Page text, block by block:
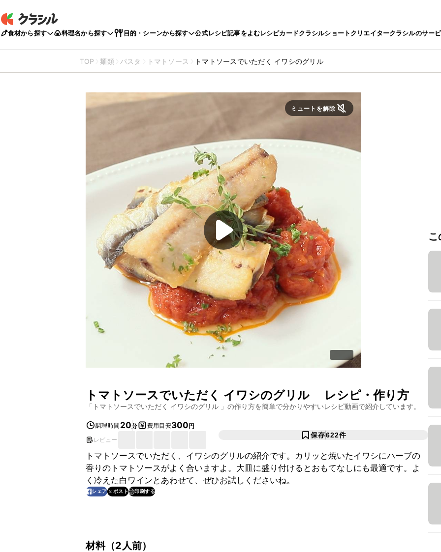
食材から探す 料理名から探す 目的・シーンから探す 公式レシピ記事をよむレシピカードクラシルショートクリエイタークラシルのサー
TOP 麺類 パスタ トマトソース トマトソースでいただく イワシのグリル
ミュートを解除
トマトソースでいただく イワシのグリル レシピ・作り方
「 トマトソースでいただく イワシのグリル 」の作り方を簡単で分かりやすいレシピ動画で紹介しています。
調理時間 20分 費用目安300円
レビュー
保存622件
トマトソースでいただく、イワシのグリルの紹介です。カリッと焼いたイワシにハーブの
香りのトマトソースがよく合いますよ。大皿に盛り付けるとおもてなしにも最適です。よ
く冷えた白ワインとあわせて、ぜひお試しくださいね。
シェア ポスト 印刷する
材料（2人前）